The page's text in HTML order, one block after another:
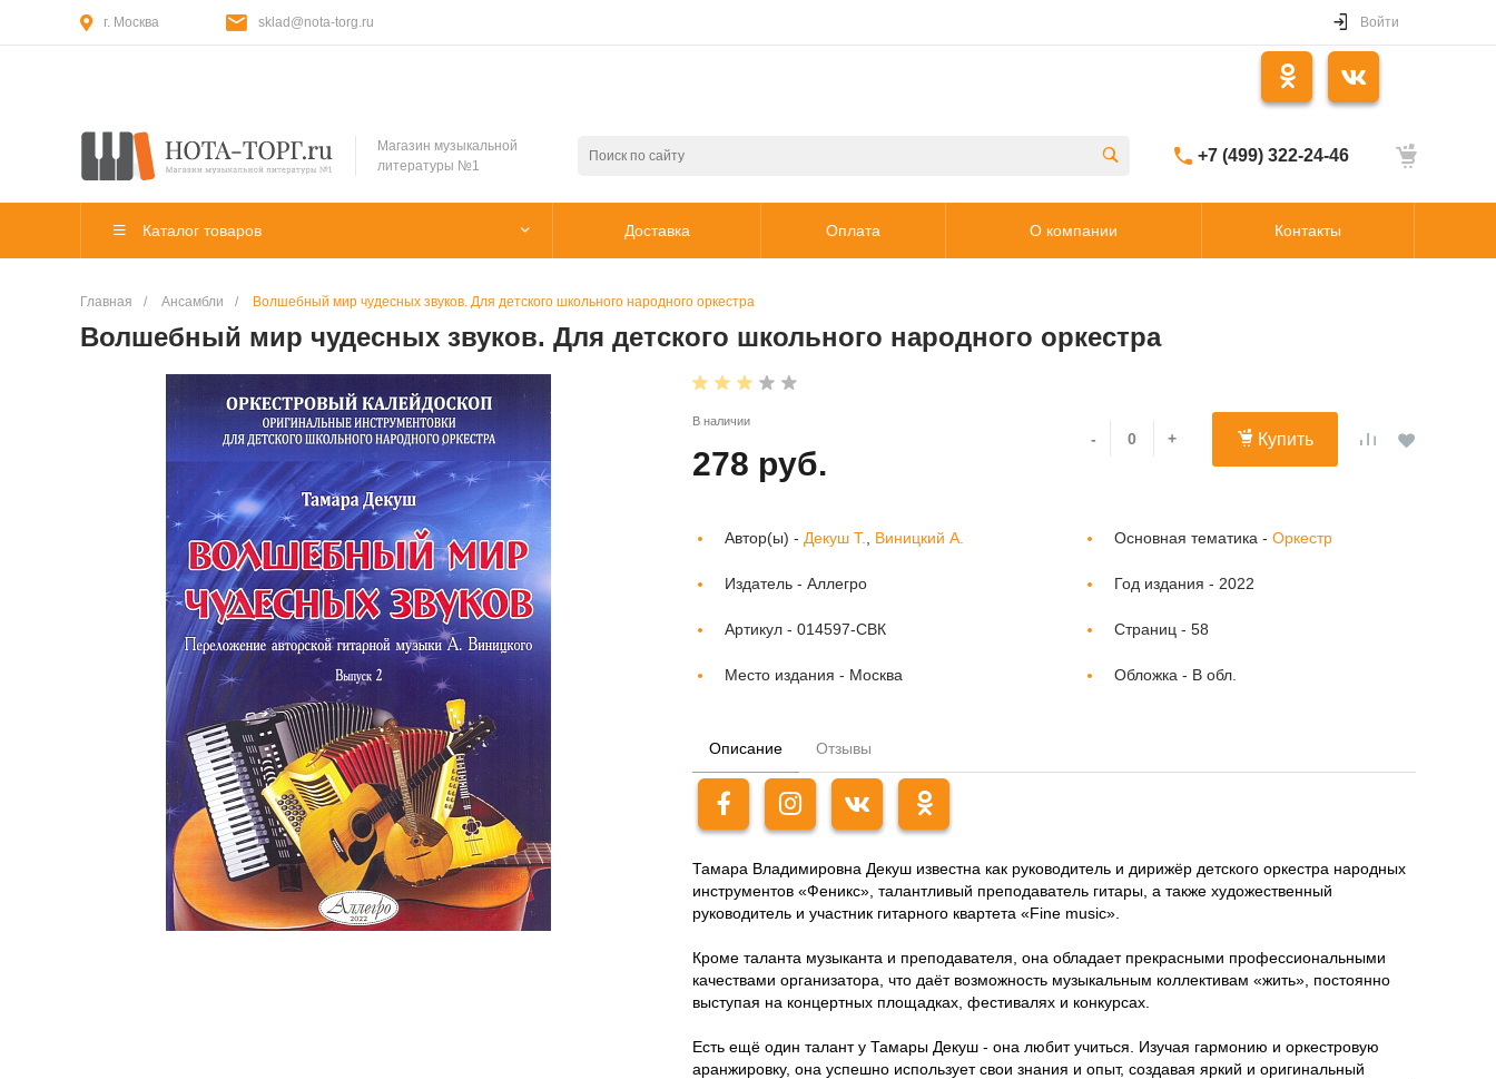
г. Москва sklad@nota-torg.ru Войти
Магазин музыкальной
литературы №1
+7 (499) 322-24-46
Каталог товаров Доставка Оплата О компании Контакты
Главная / Ансамбли / Волшебный мир чудесных звуков. Для детского школьного народного оркестра
Волшебный мир чудесных звуков. Для детского школьного народного оркестра
В наличии
278 руб.
- + Купить
Автор(ы) - Декуш Т. Виницкий А. Основная тематика - Оркестр
Издатель - Аллегро Год издания - 2022
Артикул - 014597-СВК Страниц - 58
Место издания - Москва Обложка - В обл.
Описание Отзывы
Тамара Владимировна Декуш известна как руководитель и дирижёр детского оркестра народных
инструментов «Феникс», талантливый преподаватель гитары, а также художественный
руководитель и участник гитарного квартета «Fine music».
Кроме таланта музыканта и преподавателя, она обладает прекрасными профессиональными
качествами организатора, что даёт возможность музыкальным коллективам «жить», постоянно
выступая на концертных площадках, фестивалях и конкурсах.
Есть ещё один талант у Тамары Декуш - она любит учиться. Изучая гармонию и оркестровую
аранжировку, она успешно использует свои знания и опыт, создавая яркий и оригинальный